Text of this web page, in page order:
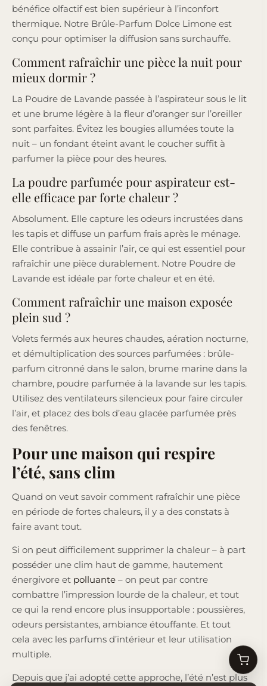
bénéfice olfactif est bien supérieur à l’inconfort
thermique. Notre Brûle-Parfum Dolce Limone est
conçu pour optimiser la diffusion sans surchauffe.
Comment rafraîchir une pièce la nuit pour
mieux dormir ?
La Poudre de Lavande passée à l’aspirateur sous le lit
et une brume légère à la fleur d’oranger sur l’oreiller
sont parfaites. Évitez les bougies allumées toute la
nuit – un fondant éteint avant le coucher suffit à
parfumer la pièce pour des heures.
La poudre parfumée pour aspirateur est-
elle efficace par forte chaleur ?
Absolument. Elle capture les odeurs incrustées dans
les tapis et diffuse un parfum frais après le ménage.
Elle contribue à assainir l’air, ce qui est essentiel pour
rafraîchir une pièce durablement. Notre Poudre de
Lavande est idéale par forte chaleur et en été.
Comment rafraîchir une maison exposée
plein sud ?
Volets fermés aux heures chaudes, aération nocturne,
et démultiplication des sources parfumées : brûle-
parfum citronné dans le salon, brume marine dans la
chambre, poudre parfumée à la lavande sur les tapis.
Utilisez des ventilateurs silencieux pour faire circuler
l’air, et placez des bols d’eau glacée parfumée près
des fenêtres.
Pour une maison qui respire
l’été, sans clim
Quand on veut savoir comment rafraîchir une pièce
en période de fortes chaleurs, il y a des constats à
faire avant tout.
Si on peut difficilement supprimer la chaleur – à part
posséder une clim haut de gamme, hautement
énergivore et polluante – on peut par contre
combattre l’impression lourde de la chaleur, et tout
ce qui la rend encore plus insupportable : poussières,
odeurs persistantes, ambiance étouffante. Et tout
cela avec les parfums d’intérieur et leur utilisation
multiple.
Depuis que j’ai adopté cette approche, l’été n’est plus